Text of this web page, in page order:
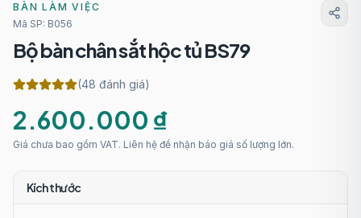
BÀN LÀM VIỆC
Mã SP: B056
Bộ bàn chân sắt hộc tủ BS79
(48 đánh giá)
2.600.000 ₫
Giá chưa bao gồm VAT. Liên hệ để nhận báo giá số lượng lớn.
Kích thước